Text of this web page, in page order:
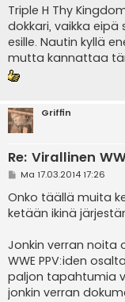
e
s
t
i
Triple H Thy
dokkari, vaikka eipä
esille. Nautin kyllä
mutta kannattaa
Griffin
Re: Virallinen
V
e
s
t
Ma 17.03.2014 17:26
Onko täällä muita
ketään ikinä
Jonkin verran noita
WWE PPV:iden
paljon tapahtumia
jonkin verran